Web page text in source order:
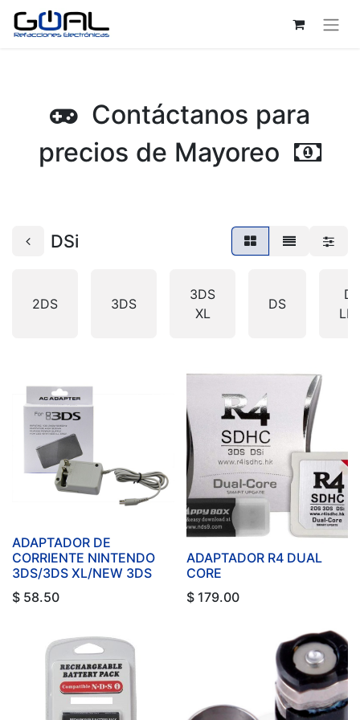
Contáctanos para
precios de Mayoreo
DSi
2DS 3DS
3DS
XL
DS
ADAPTADOR DE
CORRIENTE NINTENDO
3DS/3DS XL/NEW 3DS
$ 58.50
ADAPTADOR R4 DUAL
CORE
$ 179.00